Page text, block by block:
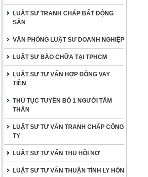
LUẬT SƯ TRANH CHẤP BẤT ĐỘNG
SẢN
VĂN PHÒNG LUẬT SƯ DOANH NGHIỆP
LUẬT SƯ BÀO CHỮA TẠI TPHCM
LUẬT SƯ TƯ VẤN HỢP ĐỒNG VAY
TIỀN
THỦ TỤC TUYÊN BỐ 1 NGƯỜI TÂM
THẦN
LUẬT SƯ TƯ VẤN TRANH CHẤP CÔNG
TY
LUẬT SƯ TƯ VẤN THU HỒI NỢ
LUẬT SƯ TƯ VẤN THUẬN TÌNH LY HÔN